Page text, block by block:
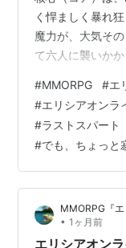
く悍ましく暴れ
魔力が、大気そ
て六人に襲いか
「やらせないっ
ていたえるの口
防衛領域を展開
方から殺到する
い腕の骨が折れ
たブーツが削れ
#MMORPG #エ
#エリシアオンラ
#ラストスパート
#でも、ちょっと
MMORPG『
• 1ヶ月前
エリシアオン